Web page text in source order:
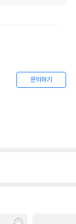
문의하기